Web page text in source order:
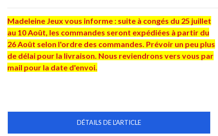
Madeleine Jeux vous informe : suite à congés du 25 juillet
au 10 Août, les commandes seront expédiées à partir du
26 Août selon l'ordre des commandes. Prévoir un peu plus
de délai pour la livraison. Nous reviendrons vers vous par
mail pour la date d'envoi.
DÉTAILS DE L'ARTICLE